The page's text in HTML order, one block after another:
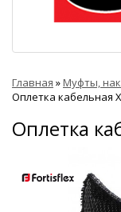
Главная »Муфты,
Оплетка кабельная
Оплетка